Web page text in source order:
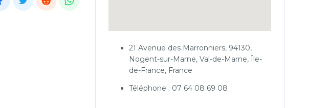
21 Avenue des Marronniers, 94130,
Nogent-sur-Marne, Val-de-Marne, Île-
de-France, France
Téléphone : 07 64 08 69 08